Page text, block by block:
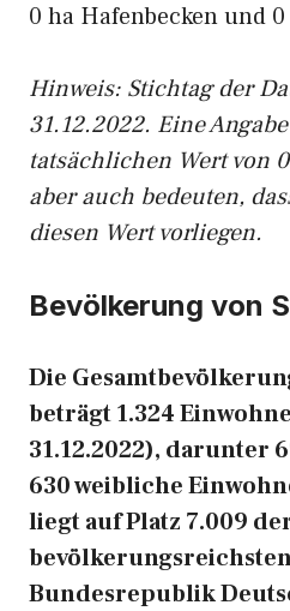
0 ha Hafenbecken und
Hinweis: Stichtag der
31.12.2022. Eine
tatsächlichen Wert von
aber auch bedeuten,
diesen Wert vorliegen.
Bevölkerung von
Die
beträgt 1.324
31.12.2022), darunter
630 weibliche
liegt auf Platz 7.009
Bundesrepublik